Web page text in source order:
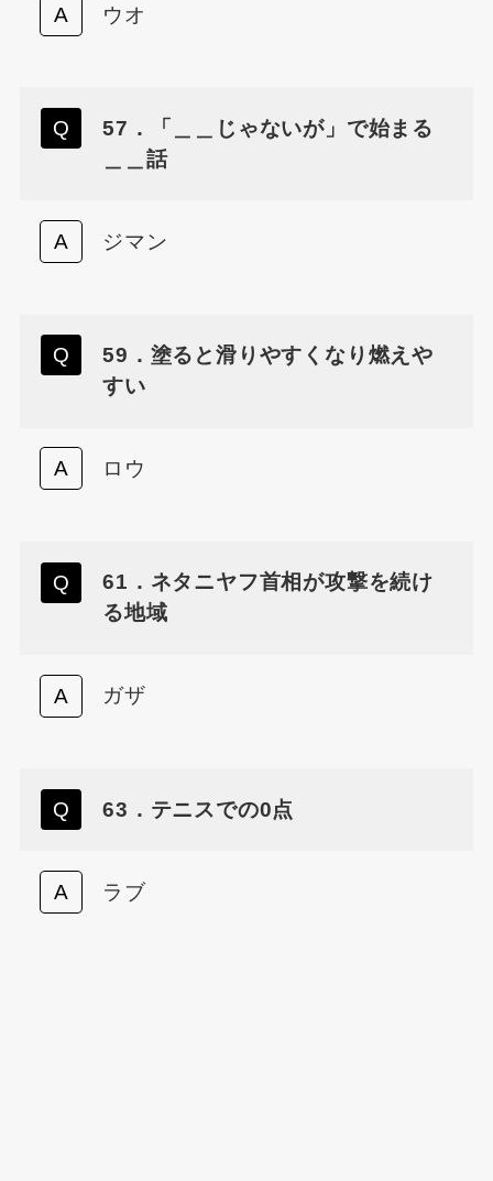
ウオ
57．「＿＿じゃないが」で始まる
＿＿話
ジマン
59．塗ると滑りやすくなり燃えや
すい
ロウ
61．ネタニヤフ首相が攻撃を続け
る地域
ガザ
63．テニスでの0点
ラブ